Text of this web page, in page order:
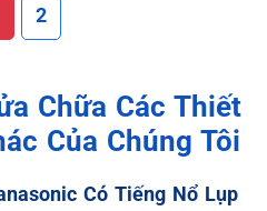
2
Chữa Các Thiết
Của Chúng Tôi
Có Tiếng Nổ Lụp